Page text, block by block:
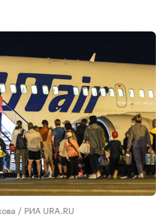
/ РИА URA.RU